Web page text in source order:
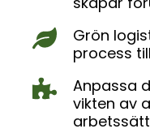
Grön
process
Anpassa
vikten av
arbetssätt